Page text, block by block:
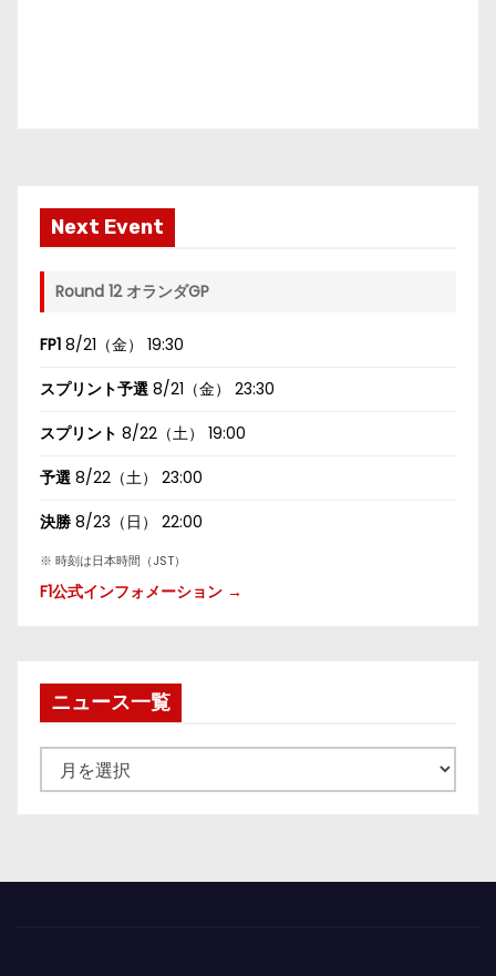
Next Event
Round 12 オランダGP
FP1 8/21（金） 19:30
スプリント予選 8/21（金） 23:30
スプリント 8/22（土） 19:00
予選 8/22（土） 23:00
決勝 8/23（日） 22:00
※ 時刻は日本時間（JST）
F1公式インフォメーション →
ニュース一覧
ュ
一